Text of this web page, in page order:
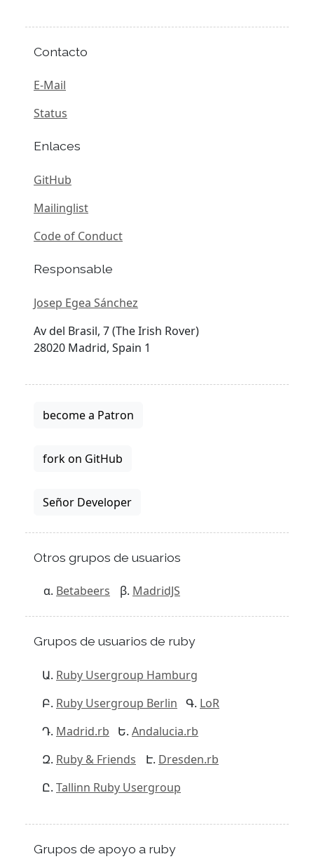
Contacto
E-Mail
Status
Enlaces
GitHub
Mailinglist
Code of Conduct
Responsable
Josep Egea Sánchez
Av del Brasil, 7 (The Irish Rover)
28020 Madrid, Spain 1
become a Patron
fork on GitHub
Señor Developer
Otros grupos de usuarios
Betabeers MadridJS
Grupos de usuarios de ruby
Ruby Usergroup Hamburg
Ruby Usergroup Berlin
LoR
Madrid.rb
Andalucia.rb
Ruby & Friends
Dresden.rb
Tallinn Ruby Usergroup
Grupos de apoyo a ruby